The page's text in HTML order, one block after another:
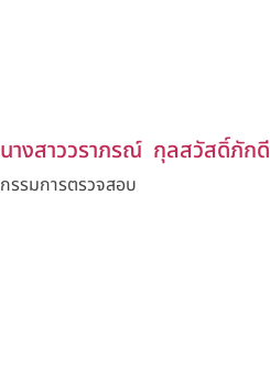
นางสาววราภรณ์ กุลสวัสดิ์ภักดี
กรรมการตรวจสอบ